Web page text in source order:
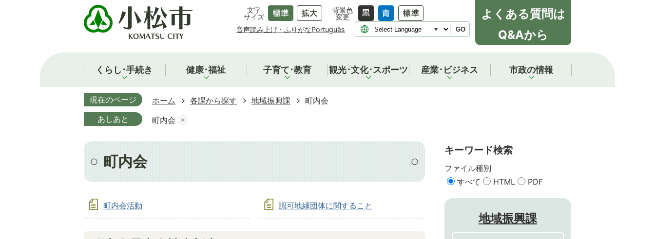
文字
サイズ
背景色
変更
音声読み上げ・ふりがなPortuguês GO
よくある質問は
Q&Aから
くらし･手続き 健康･福祉 子育て･教育 観光･文化･スポーツ 産業･ビジネス 市政の情報
現在のページ ホーム 各課から探す 地域振興課
町内会
あしあと
町内会
町内会
町内会活動 認可地縁団体に関すること
キーワード検索
ファイル種別
すべて
HTML PDF
地域振興課